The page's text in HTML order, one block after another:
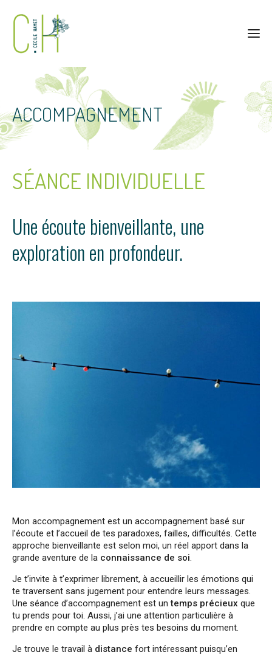
ACCOMPAGNEMENT
SÉANCE INDIVIDUELLE
Une écoute bienveillante, une
exploration en profondeur.
Mon accompagnement est un accompagnement basé sur
l’écoute et l’accueil de tes paradoxes, failles, difficultés. Cette
approche bienveillante est selon moi, un réel apport dans la
grande aventure de la connaissance de soi.
Je t’invite à t’exprimer librement, à accueillir les émotions qui
te traversent sans jugement pour entendre leurs messages.
Une séance d’accompagnement est untemps précieux que
tu prends pour toi. Aussi, j’ai une attention particulière à
prendre en compte au plus près tes besoins du moment.
Je trouve le travail à distance fort intéressant puisqu’en